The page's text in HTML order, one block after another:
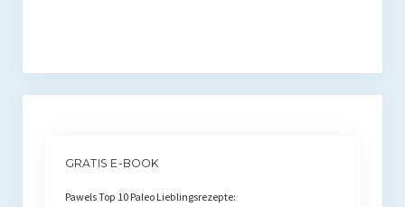
GRATIS E-BOOK
Pawels Top 10 Paleo Lieblingsrezepte: